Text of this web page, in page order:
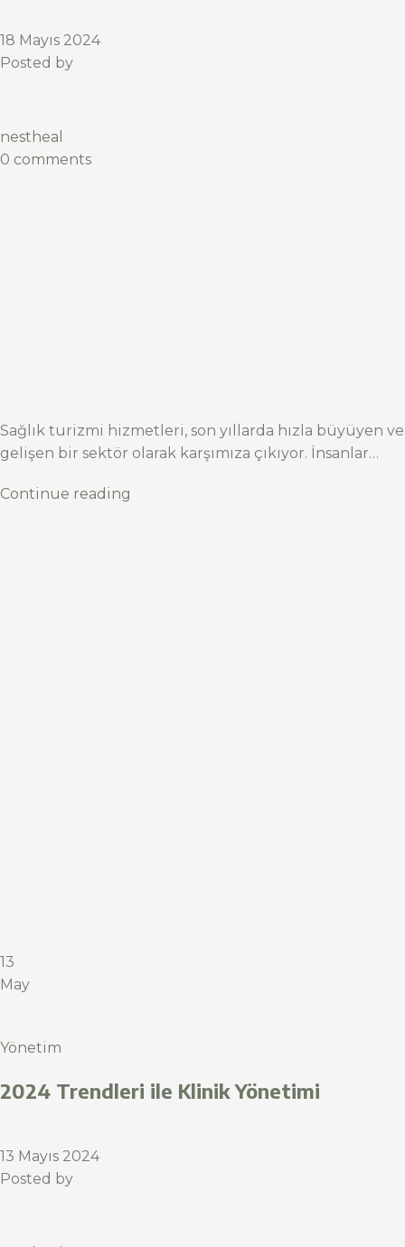
18 Mayıs 2024
Posted by
nestheal
0 comments
Sağlık turizmi hizmetleri, son yıllarda hızla büyüyen ve
gelişen bir sektör olarak karşımıza çıkıyor. İnsanlar…
Continue reading
13
May
Yönetim
2024 Trendleri ile Klinik Yönetimi
13 Mayıs 2024
Posted by